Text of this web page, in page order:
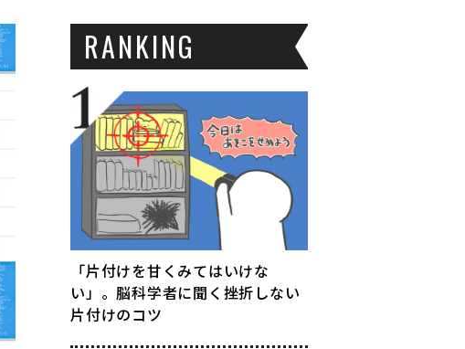
RANKING
「片付けを甘くみてはいけな
い」。脳科学者に聞く挫折しない
片付けのコツ